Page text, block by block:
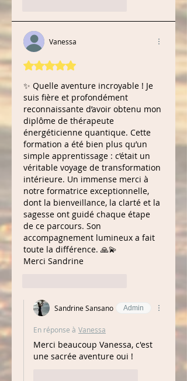
Vanessa
Noté 5 étoiles sur 5.
✨ Quelle aventure incroyable ! Je
suis fière et profondément
reconnaissante d’avoir obtenu mon
diplôme de thérapeute
énergéticienne quantique. Cette
formation a été bien plus qu’un
simple apprentissage : c’était un
véritable voyage de transformation
intérieure. Un immense merci à
notre formatrice exceptionnelle,
dont la bienveillance, la clarté et la
sagesse ont guidé chaque étape
de ce parcours. Son
accompagnement lumineux a fait
toute la différence. 🙏💫
Merci Sandrine
Sandrine Sansano Admin
En réponse à Vanessa
Merci beaucoup Vanessa, c'est
une sacrée aventure oui !